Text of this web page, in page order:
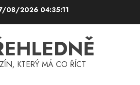
08/2026 04:35:12
KTERÝ MÁ CO ŘÍCT